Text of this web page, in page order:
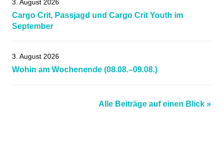
pzgirlsgang
raceday,
Radsportnachrichten
3. August 2026
Cargo Crit, Passjagd und Cargo Crit Youth im
September
3. August 2026
Wohin am Wochenende (08.08.–09.08.)
Alle Beiträge auf einen Blick »